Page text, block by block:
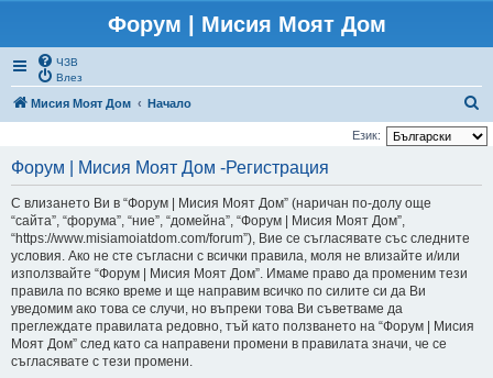
Форум | Мисия Моят Дом
ЧЗВ
Влез
Мисия Моят Дом Начало
ъ
Език:
Форум | Мисия Моят Дом -Регистрация
С влизането Ви в “Форум | Мисия Моят Дом” (наричан по-долу още
“сайта”, “форума”, “ние”, “домейна”, “Форум | Мисия Моят Дом”,
“https://www.misiamoiatdom.com/forum”), Вие се съгласявате със следните
условия. Ако не сте съгласни с всички правила, моля не влизайте и/или
използвайте “Форум | Мисия Моят Дом”. Имаме право да променим тези
правила по всяко време и ще направим всичко по силите си да Ви
уведомим ако това се случи, но въпреки това Ви съветваме да
преглеждате правилата редовно, тъй като ползването на “Форум | Мисия
Моят Дом” след като са направени промени в правилата значи, че се
съгласявате с тези промени.